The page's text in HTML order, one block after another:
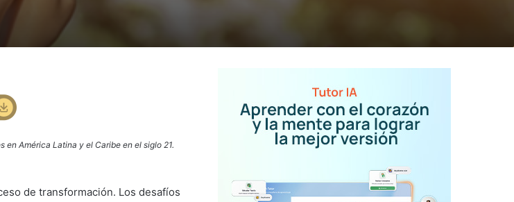
en América Latina y el Caribe en el siglo 21.
de transformación. Los desafíos